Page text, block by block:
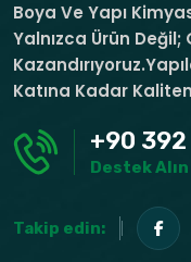
Boya Ve Yapı
Yalnızca Ürün Değil;
Katına Kadar
+90
Destek Alın
Takip edin: